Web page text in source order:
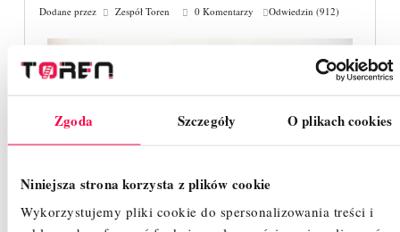
Zgoda Szczegóły O plikach cookies
Niniejsza strona korzysta z plików cookie
Wykorzystujemy pliki cookie do spersonalizowania treści i
Dodane przez Zespół Toren 0 Komentarzy Odwiedzin (912)
Winda dekarska zdecydowanie ułatwia i przyspiesza